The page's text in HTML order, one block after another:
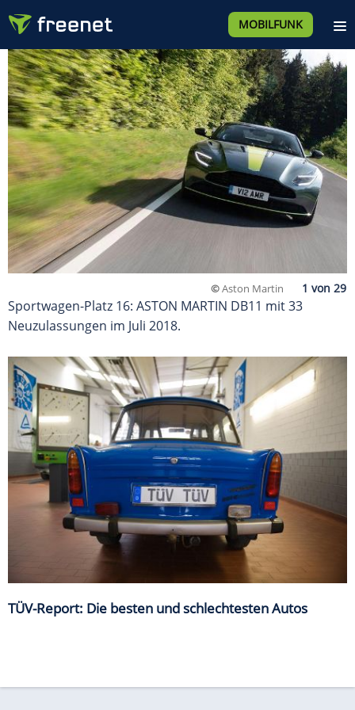
MOBILFUNK
©Aston Martin
Sportwagen-Platz 16: ASTON MARTIN DB11 mit 33
Neuzulassungen im Juli 2018.
TÜV-Report: Die besten und schlechtesten Autos